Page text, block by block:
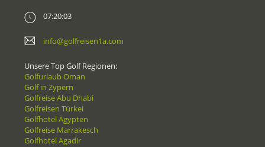
07:20:03
info@golfreisen1a.com
Unsere Top Golf Regionen:
Golfurlaub Oman
Golf in Zypern
Golfreise Abu Dhabi
Golfreisen Türkei
Golfhotel Ägypten
Golfreise Marrakesch
Golfhotel Agadir